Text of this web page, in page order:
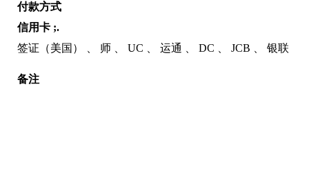
付款方式
信用卡 ;.
签证（美国）
师 UC 运通 DC JCB 银联
备注